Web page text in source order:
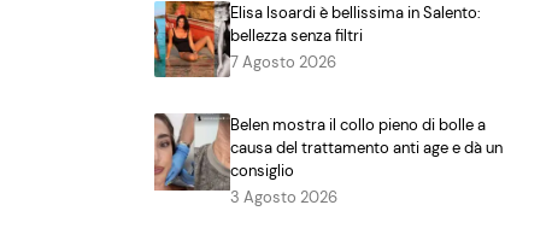
Elisa Isoardi è bellissima in Salento:
bellezza senza filtri
7 Agosto 2026
Belen mostra il collo pieno di bolle a
causa del trattamento anti age e dà un
consiglio
3 Agosto 2026